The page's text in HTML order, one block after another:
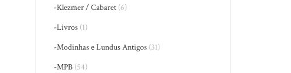
-Klezmer / Cabaret (6)
-Livros (1)
-Modinhas e Lundus Antigos (31)
-MPB (54)